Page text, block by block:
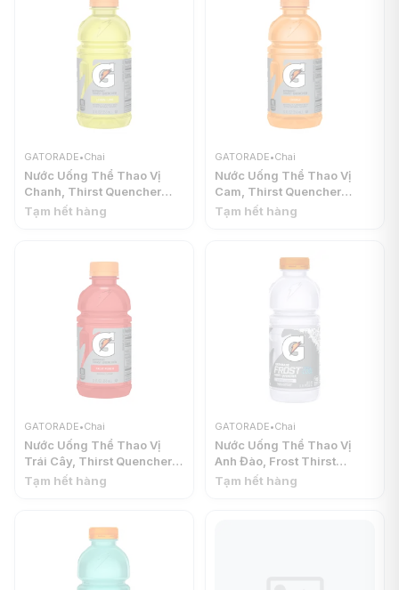
GATORADE•Chai
Nước Uống Thể Thao Vị
Chanh, Thirst Quencher
Sports Drink, Lemon Lime,
Tạm hết hàng
GATORADE•Chai
Nước Uống Thể Thao Vị
Cam, Thirst Quencher
Sports Drink, Orange, 12 fl
Tạm hết hàng
GATORADE•Chai
Nước Uống Thể Thao Vị
Trái Cây, Thirst Quencher
Sports Drink, Fruit Punch,
Tạm hết hàng
GATORADE•Chai
Nước Uống Thể Thao Vị
Anh Đào, Frost Thirst
Quencher Sports Drink,
Tạm hết hàng